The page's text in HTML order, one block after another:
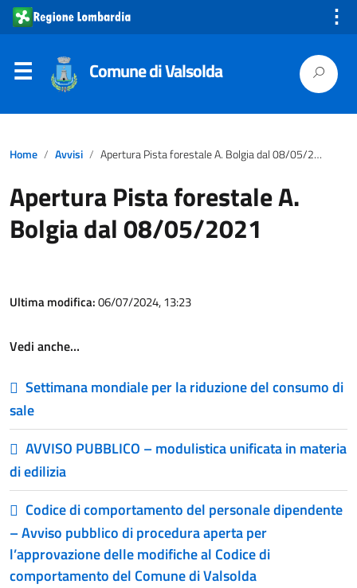
⋮
Comune di Valsolda
Home Avvisi Apertura Pista forestale A. Bolgia dal 08/05/2021
Apertura Pista forestale A.
Bolgia dal 08/05/2021
Ultima modifica:06/07/2024, 13:23
Vedi anche…
Settimana mondiale per la riduzione del consumo di
sale
AVVISO PUBBLICO – modulistica unificata in materia
di edilizia
Codice di comportamento del personale dipendente
– Avviso pubblico di procedura aperta per
l’approvazione delle modifiche al Codice di
comportamento del Comune di Valsolda